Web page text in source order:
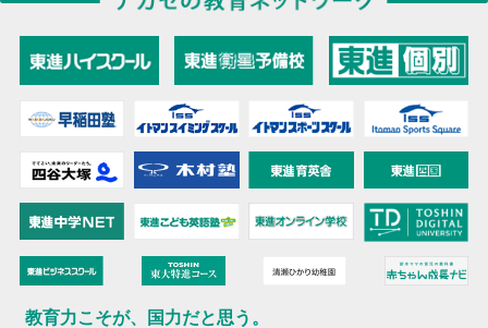
教育力こそが、国力だと思う。